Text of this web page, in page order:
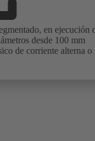
en ejecución
desde 100 mm
de corriente alterna o